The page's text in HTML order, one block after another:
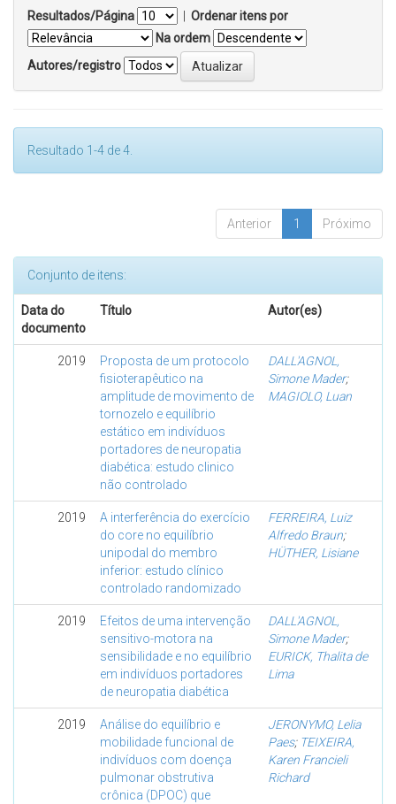
Resultados/Página
Ordenar itens por
Na ordem
Autores/registro
Resultado 1-4 de 4.
Anterior 1 Próximo
Conjunto de itens:
Data do
documento
Título Autor(es)
2019
Proposta de um protocolo
fisioterapêutico na
amplitude de movimento de
tornozelo e equilíbrio
estático em indivíduos
portadores de neuropatia
diabética: estudo clinico
não controlado
DALL'AGNOL,
Simone Mader;
MAGIOLO, Luan
2019
A interferência do exercício
do core no equilíbrio
unipodal do membro
inferior: estudo clínico
controlado randomizado
FERREIRA, Luiz
Alfredo Braun;
HÜTHER, Lisiane
2019
Efeitos de uma intervenção
sensitivo-motora na
sensibilidade e no equilíbrio
em indivíduos portadores
de neuropatia diabética
DALL'AGNOL,
Simone Mader;
EURICK, Thalita de
Lima
2019
Análise do equilíbrio e
mobilidade funcional de
indivíduos com doença
pulmonar obstrutiva
crônica (DPOC) que
JERONYMO, Lelia
Paes; TEIXEIRA,
Karen Francieli
Richard